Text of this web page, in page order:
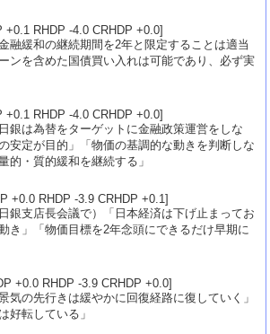
RHDP -4.0 CRHDP +0.0]
融緩和の継続期間を2年と限定することは適当
ンを含めた国債買い入れは可能であり、必ず実
RHDP -4.0 CRHDP +0.0]
銀は為替をターゲットに金融政策運営をしな
安定が目的」「物価の基調的な動きを判断しな
的・質的緩和を継続する」
+0.0 RHDP -3.9 CRHDP +0.1]
銀支店長会議で）「日本経済は下げ止まってお
き」「物価目標を2年念頭にできるだけ早期に
+0.0 RHDP -3.9 CRHDP +0.0]
気の先行きは緩やかに回復経路に復していく」
好転している」